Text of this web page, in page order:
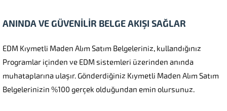
ANINDA VE GÜVENİLİR BELGE AKIŞI SAĞLAR
EDM Kıymetli Maden Alım Satım Belgeleriniz, kullandığınız
Programlar içinden ve EDM sistemleri üzerinden anında
muhataplarına ulaşır. Gönderdiğiniz Kıymetli Maden Alım Satım
Belgelerinizin %100 gerçek olduğundan emin olursunuz.